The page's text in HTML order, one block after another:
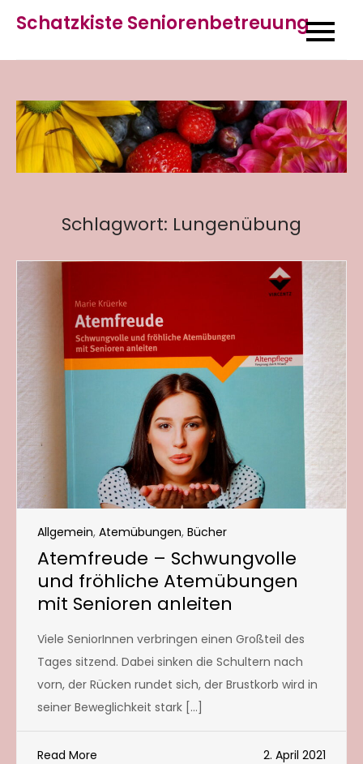
content
Schatzkiste Seniorenbetreuung
Schlagwort: Lungenübung
Allgemein, Atemübungen, Bücher
Atemfreude – Schwungvolle
und fröhliche Atemübungen
mit Senioren anleiten
Viele SeniorInnen verbringen einen Großteil des
Tages sitzend. Dabei sinken die Schultern nach
vorn, der Rücken rundet sich, der Brustkorb wird in
seiner Beweglichkeit stark […]
Read More 2. April 2021